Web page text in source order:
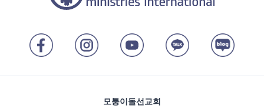
모퉁이돌선교회